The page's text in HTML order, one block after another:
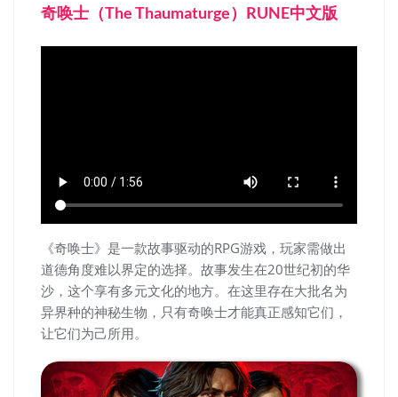
奇唤士（The Thaumaturge）RUNE中文版
《奇唤士》是一款故事驱动的RPG游戏，玩家需做出
道德角度难以界定的选择。故事发生在20世纪初的华
沙，这个享有多元文化的地方。在这里存在大批名为
异界种的神秘生物，只有奇唤士才能真正感知它们，
让它们为己所用。